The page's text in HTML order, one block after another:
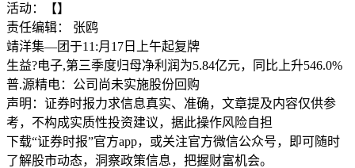
活动：【】
责任编辑： 张鸥
靖洋集—团于11:月17日上午起复牌
生益?电子,第三季度归母净利润为5.84亿元，同比上升546.0%
普.源精电：公司尚未实施股份回购
声明：证券时报力求信息真实、准确，文章提及内容仅供参
考，不构成实质性投资建议，据此操作风险自担
下载“证券时报”官方app，或关注官方微信公众号，即可随时
了解股市动态，洞察政策信息，把握财富机会。